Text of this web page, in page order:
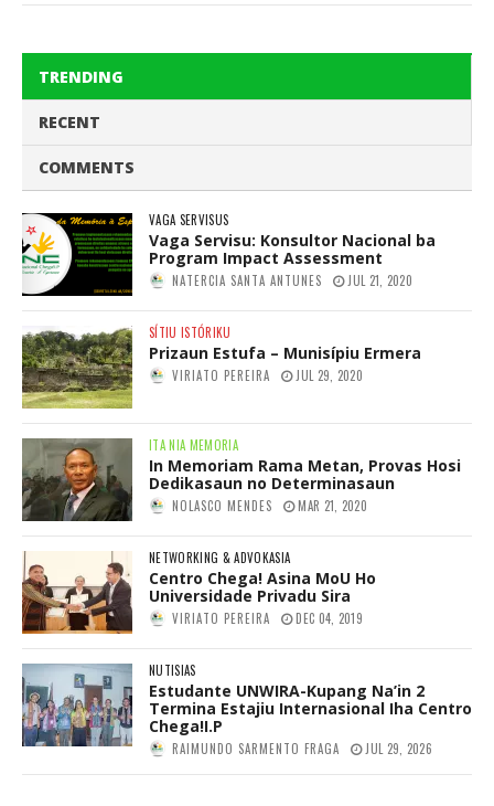
TRENDING
RECENT
COMMENTS
VAGA SERVISUS
Vaga Servisu: Konsultor Nacional ba
Program Impact Assessment
NATERCIA SANTA ANTUNES JUL 21, 2020
SÍTIU ISTÓRIKU
Prizaun Estufa – Munisípiu Ermera
VIRIATO PEREIRA JUL 29, 2020
ITA NIA MEMORIA
In Memoriam Rama Metan, Provas Hosi
Dedikasaun no Determinasaun
NOLASCO MENDES MAR 21, 2020
NETWORKING & ADVOKASIA
Centro Chega! Asina MoU Ho
Universidade Privadu Sira
VIRIATO PEREIRA DEC 04, 2019
NUTISIAS
Estudante UNWIRA-Kupang Na’in 2
Termina Estajiu Internasional Iha Centro
Chega!I.P
RAIMUNDO SARMENTO FRAGA JUL 29, 2026